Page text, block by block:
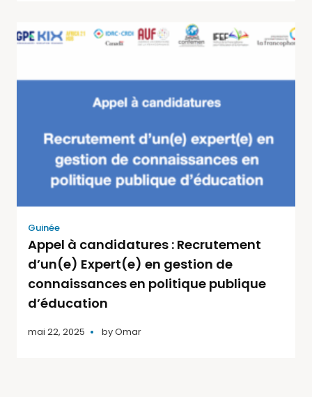
Guinée
Appel à candidatures : Recrutement
d’un(e) Expert(e) en gestion de
connaissances en politique publique
d’éducation
mai 22, 2025 byOmar